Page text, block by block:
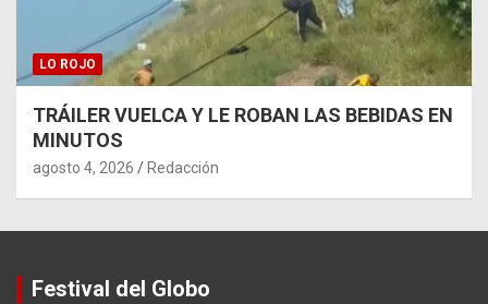
LO ROJO
TRÁILER VUELCA Y LE ROBAN LAS BEBIDAS EN
MINUTOS
agosto 4, 2026 Redacción
Festival del Globo